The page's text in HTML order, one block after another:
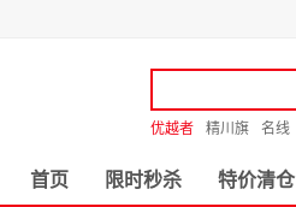
优越者 精川旗 名线
首页 限时秒杀 特价清仓